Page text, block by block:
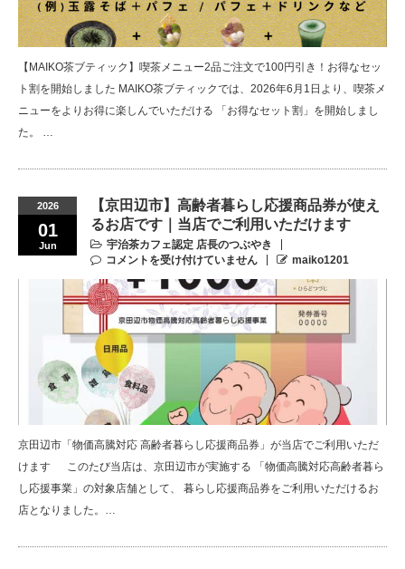
【MAIKO茶ブティック】喫茶メニュー2品ご注文で100円引き！お得なセッ
ト割を開始しました MAIKO茶ブティックでは、2026年6月1日より、喫茶メ
ニューをよりお得に楽しんでいただける 「お得なセット割」を開始しまし
た。 …
2026
01
Jun
【京田辺市】高齢者暮らし応援商品券が使え
るお店です｜当店でご利用いただけます
宇治茶カフェ認定 店長のつぶやき
コメントを受け付けていません
maiko1201
京田辺市「物価高騰対応 高齢者暮らし応援商品券」が当店でご利用いただ
けます このたび当店は、京田辺市が実施する 「物価高騰対応高齢者暮ら
し応援事業」の対象店舗として、 暮らし応援商品券をご利用いただけるお
店となりました。…